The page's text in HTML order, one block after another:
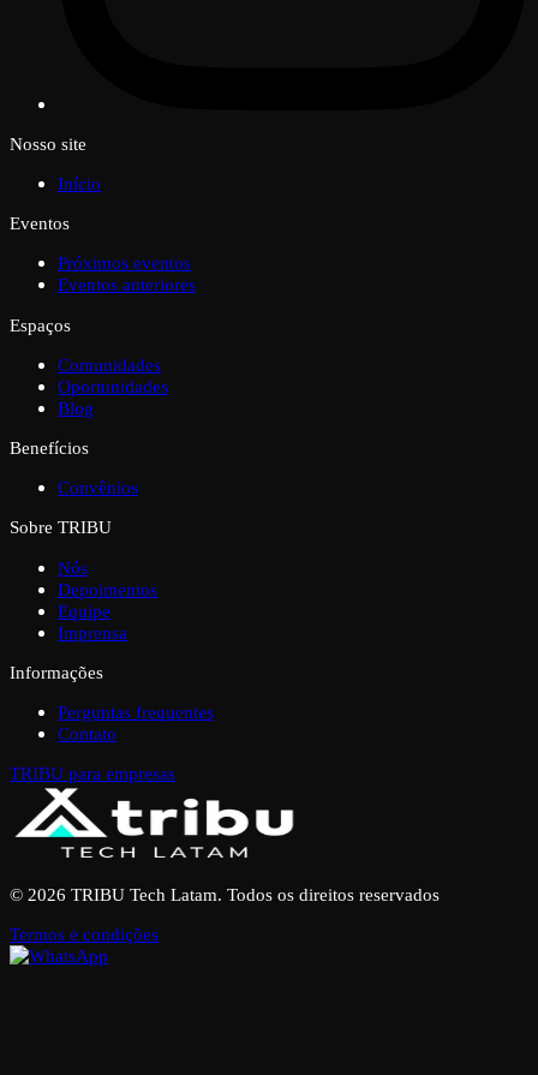
Nosso site
Início
Eventos
Próximos eventos
Eventos anteriores
Espaços
Comunidades
Oportunidades
Blog
Benefícios
Convênios
Sobre TRIBU
Nós
Depoimentos
Equipe
Imprensa
Informações
Perguntas frequentes
Contato
TRIBU para empresas
© 2026 TRIBU Tech Latam. Todos os direitos reservados
Termos e condições